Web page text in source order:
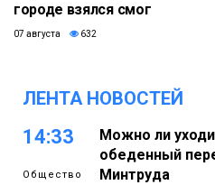
городе взялся смог
07 августа 632
ЛЕНТА НОВОСТЕЙ
14:33
Общество
Можно ли
обеденный
Минтруда